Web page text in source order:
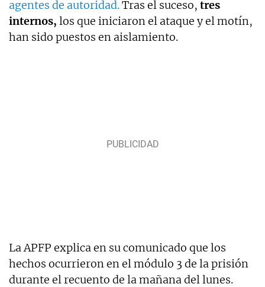
agentes de autoridad.Tras el suceso, tres
internos, los que iniciaron el ataque y el motín,
han sido puestos en aislamiento.
La APFP explica en su comunicado que los
hechos ocurrieron en el módulo 3 de la prisión
durante el recuento de la mañana del lunes.